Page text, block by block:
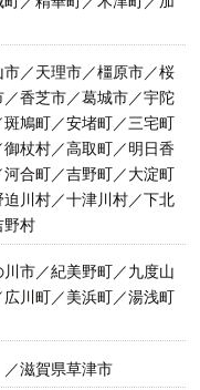
／天理市／橿原市／桜
香芝市／葛城市／宇陀
鳩町／安堵町／三宅町
杖村／高取町／明日香
合町／吉野町／大淀町
川村／十津川村／下北
野村
市／紀美野町／九度山
川町／美浜町／湯浅町
滋賀県草津市